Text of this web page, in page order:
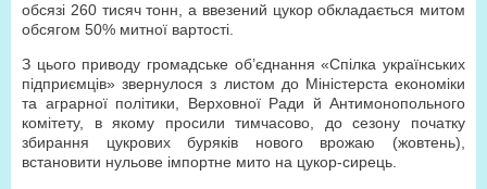
обсязі 260 тисяч тонн, а ввезений цукор обкладається митом
обсягом 50% митної вартості.
З цього приводу громадське об’єднання «Спілка українських
підприємців» звернулося з листом до Міністерста економіки
та аграрної політики, Верховної Ради й Антимонопольного
комітету, в якому просили тимчасово, до сезону початку
збирання цукрових буряків нового врожаю (жовтень),
встановити нульове імпортне мито на цукор-сирець.